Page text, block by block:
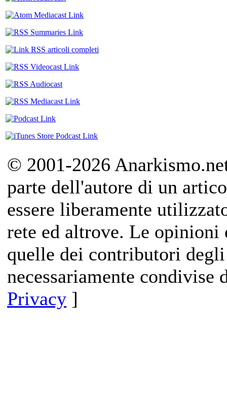
© 2001-2026
parte dell'autore di un
essere liberamente
rete ed altrove. Le opinioni
quelle dei contributori
necessariamente condivise
Privacy ]